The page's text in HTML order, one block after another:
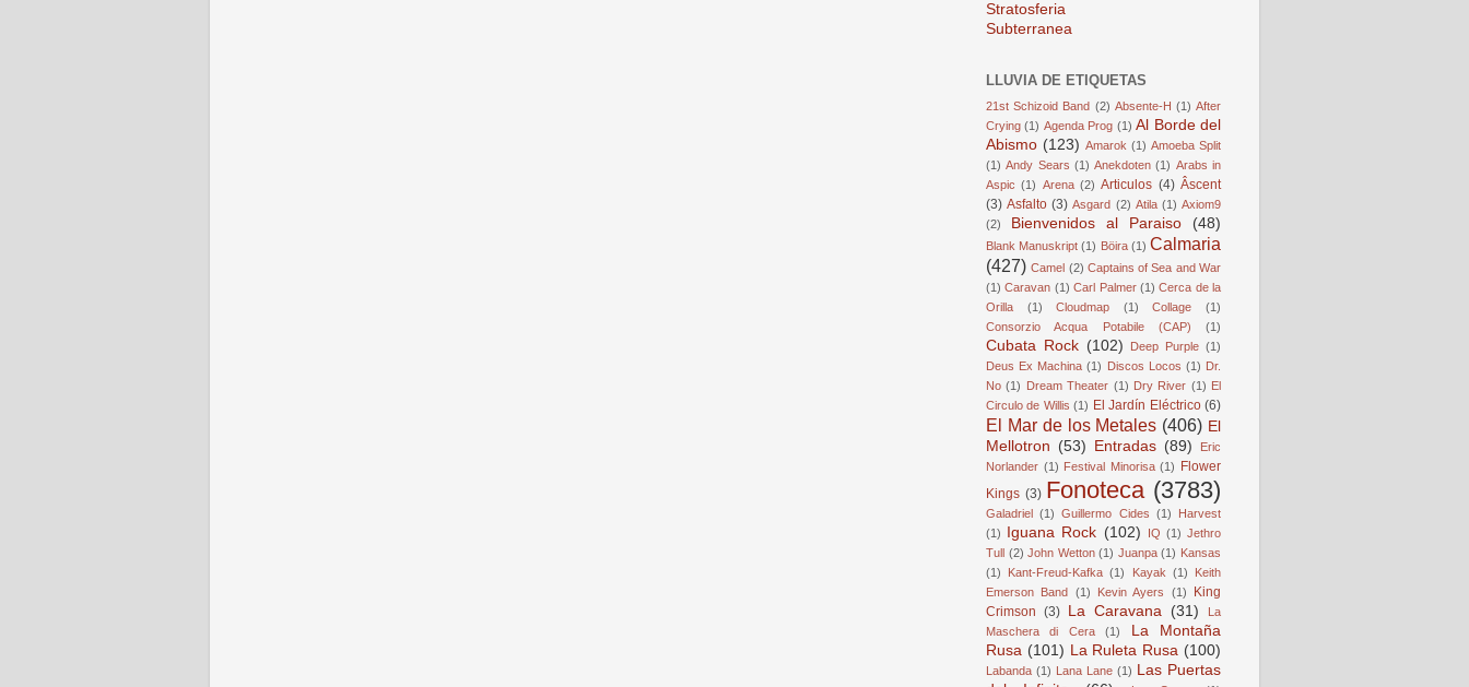
Stratosferia
Subterranea
LLUVIA DE ETIQUETAS
21st Schizoid Band (2) Absente-H (1) After
Crying (1) Agenda Prog (1) Al Borde del
Abismo (123) Amarok (1) Amoeba Split
(1) Andy Sears (1) Anekdoten (1) Arabs in
Aspic (1) Arena (2) Articulos (4) Âscent
(3) Asfalto (3) Asgard (2) Atila (1) Axiom9
(2)
Bienvenidos al Paraiso (48)
Blank Manuskript (1) Böira (1) Calmaria
(427) Camel (2) Captains of Sea and War
(1) Caravan (1) Carl Palmer (1) Cerca de la
Orilla
(1) Cloudmap (1) Collage
(1)
Consorzio Acqua Potabile (CAP)
(1)
Cubata Rock (102) Deep Purple (1)
Deus Ex Machina (1) Discos Locos (1) Dr.
No (1) Dream Theater (1) Dry River (1) El
Circulo de Willis (1) El Jardín Eléctrico (6)
El Mar de los Metales (406) El
Mellotron (53) Entradas (89)
Eric
Norlander (1) Festival Minorisa (1) Flower
Kings (3) Fonoteca (3783)
Galadriel (1) Guillermo Cides (1)
Harvest
(1) Iguana Rock (102) IQ (1) Jethro
Tull (2) John Wetton (1) Juanpa (1) Kansas
(1)
Kant-Freud-Kafka (1) Kayak (1)
Keith
Emerson Band (1) Kevin Ayers (1)
King
Crimson (3) La Caravana (31)
La
Maschera di Cera
(1)
La Montaña
Rusa (101) La Ruleta Rusa (100)
Labanda (1) Lana Lane (1) Las Puertas